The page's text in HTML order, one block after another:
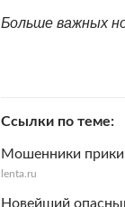
Больше важных
Ссылки по теме
Мошенники
lenta.ru
Новейший